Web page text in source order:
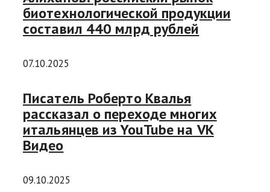
биотехнологической продукции
составил 440 млрд рублей
07.10.2025
Писатель Роберто Квалья
рассказал о переходе многих
итальянцев из YouTube на VK
Видео
09.10.2025